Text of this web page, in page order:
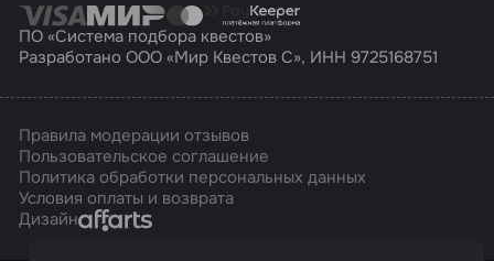
ПО «Система подбора квестов»
Разработано ООО «Мир Квестов С», ИНН 9725168751
Правила модерации отзывов
Пользовательское соглашение
Политика обработки персональных данных
Условия оплаты и возврата
ДизайнAffarts